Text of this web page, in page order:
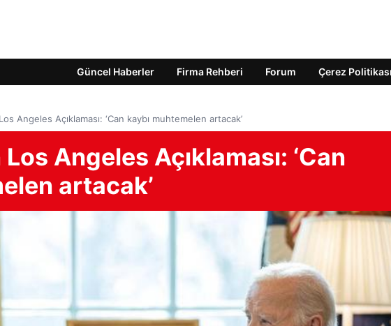
Güncel Haberler Firma Rehberi Forum Çerez Politikası
Angeles Açıklaması: ‘Can kaybı muhtemelen artacak’
Angeles Açıklaması: ‘Can
artacak’